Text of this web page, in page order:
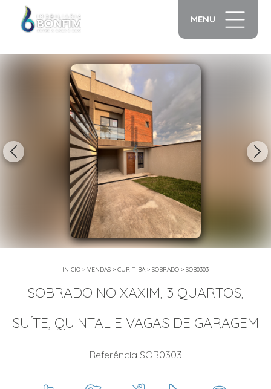
MENU
INÍCIO > VENDAS > CURITIBA > SOBRADO > SOB0303
SOBRADO NO XAXIM, 3 QUARTOS,
SUÍTE, QUINTAL E VAGAS DE GARAGEM
Referência SOB0303